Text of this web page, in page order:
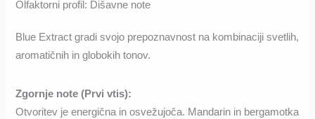
Olfaktorni profil: Dišavne note
Blue Extract gradi svojo prepoznavnost na kombinaciji svetlih,
aromatičnih in globokih tonov.
Zgornje note (Prvi vtis):
Otvoritev je energična in osvežujoča. Mandarin in bergamotka